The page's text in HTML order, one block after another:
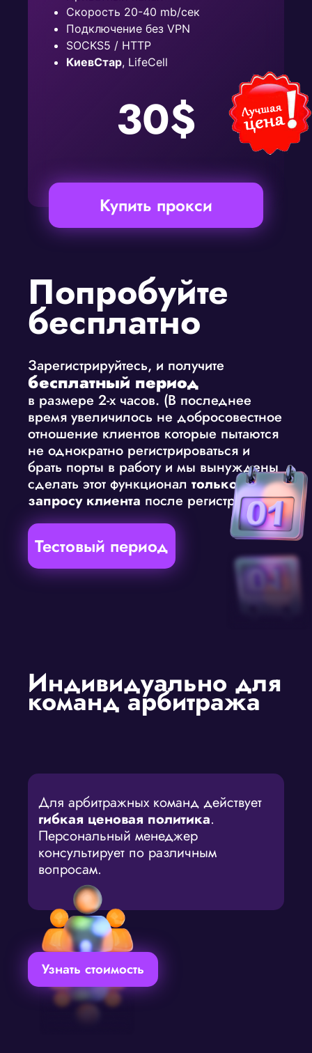
Скорость 20-40 mb/сек
Подключение без VPN
SOCKS5 / HTTP
КиевСтар, LifeCell
30$
Купить прокси
Попробуйте
бесплатно
Зарегистрируйтесь, и получите
бесплатный период
в размере 2-х часов. (В последнее
время увеличилось не добросовестное
отношение клиентов которые пытаются
не однократно регистрироваться и
брать порты в работу и мы вынуждены
сделать этот функционал только по
запросу клиента после регистрации.)
Тестовый период
Индивидуально для
команд арбитража
Для арбитражных команд действует
гибкая ценовая политика.
Персональный менеджер
консультирует по различным
вопросам.
Узнать стоимость